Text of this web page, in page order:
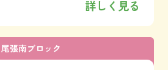
詳しく見る
尾張南ブロック